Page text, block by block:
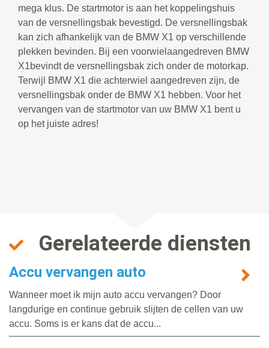
mega klus. De startmotor is aan het koppelingshuis
van de versnellingsbak bevestigd. De versnellingsbak
kan zich afhankelijk van de BMW X1 op verschillende
plekken bevinden. Bij een voorwielaangedreven BMW
X1bevindt de versnellingsbak zich onder de motorkap.
Terwijl BMW X1 die achterwiel aangedreven zijn, de
versnellingsbak onder de BMW X1 hebben. Voor het
vervangen van de startmotor van uw BMW X1 bent u
op het juiste adres!
Gerelateerde diensten
Accu vervangen auto
Wanneer moet ik mijn auto accu vervangen? Door
langdurige en continue gebruik slijten de cellen van uw
accu. Soms is er kans dat de accu...